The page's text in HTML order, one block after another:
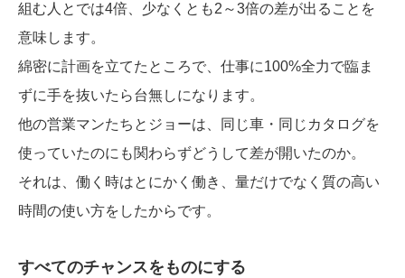
組む人とでは4倍、少なくとも2～3倍の差が出ることを
意味します。
綿密に計画を立てたところで、仕事に100%全力で臨ま
ずに手を抜いたら台無しになります。
他の営業マンたちとジョーは、同じ車・同じカタログを
使っていたのにも関わらずどうして差が開いたのか。
それは、働く時はとにかく働き、量だけでなく質の高い
時間の使い方をしたからです。
すべてのチャンスをものにする